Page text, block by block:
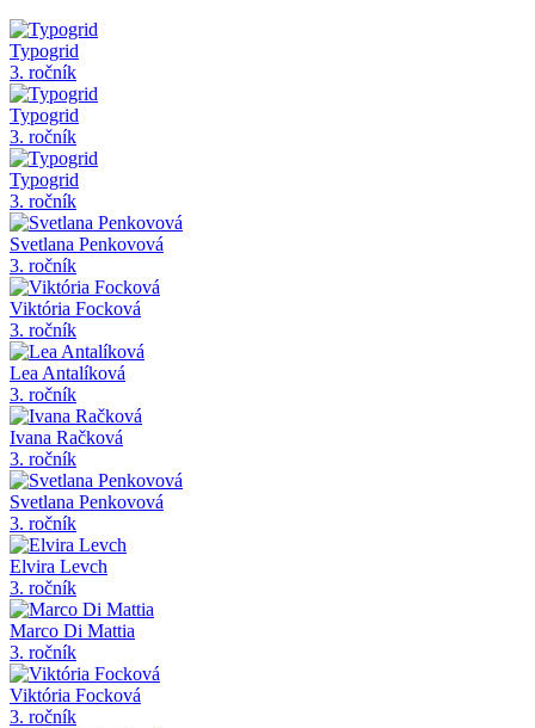
Typogrid
3. ročník
Typogrid
3. ročník
Typogrid
3. ročník
Svetlana Penkovová
3. ročník
Viktória Focková
3. ročník
Lea Antalíková
3. ročník
Ivana Račková
3. ročník
Svetlana Penkovová
3. ročník
Elvira Levch
3. ročník
Marco Di Mattia
3. ročník
Viktória Focková
3. ročník